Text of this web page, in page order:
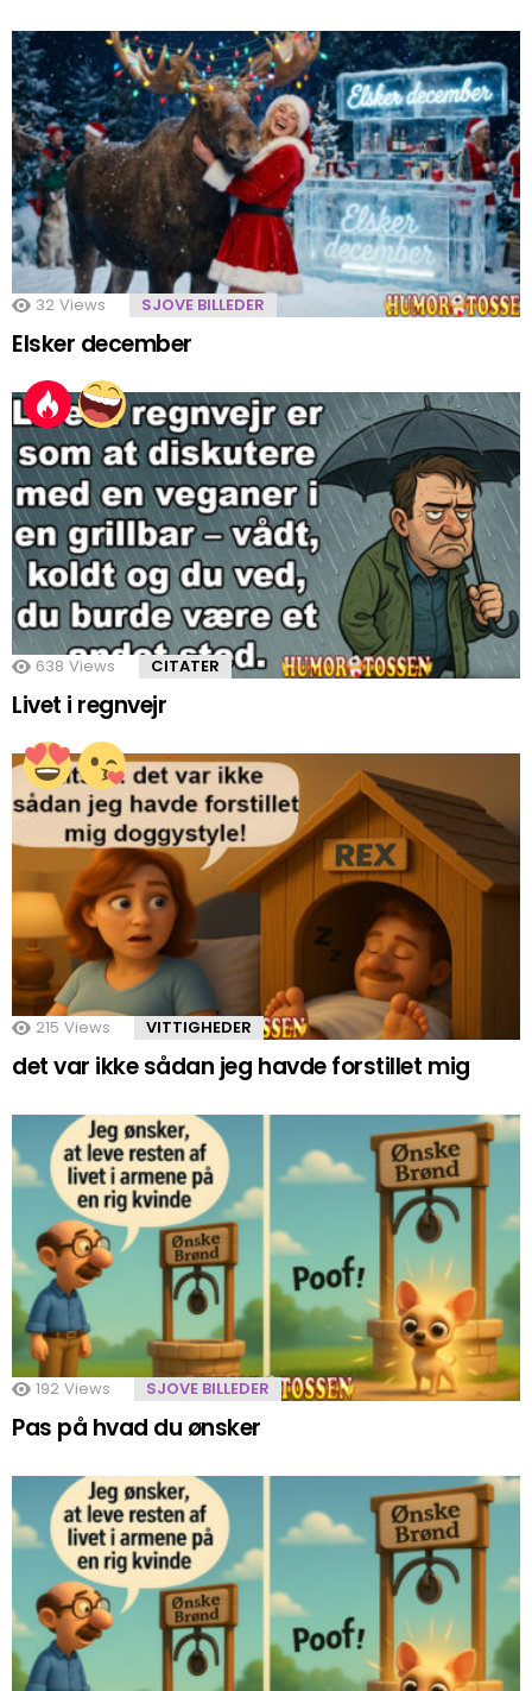
32 Views SJOVE BILLEDER
Elsker december
638 Views CITATER
Livet i regnvejr
215 Views VITTIGHEDER
det var ikke sådan jeg havde forstillet mig
192 Views SJOVE BILLEDER
Pas på hvad du ønsker